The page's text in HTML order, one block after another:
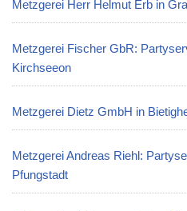
Metzgerei Herr Helmut Erb in
Metzgerei Fischer GbR:
Kirchseeon
Metzgerei Dietz GmbH in
Metzgerei Andreas Riehl:
Pfungstadt